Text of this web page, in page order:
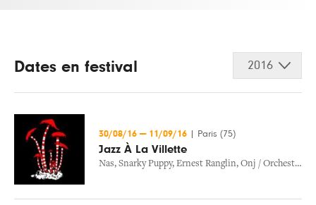
Dates en festival 2016
30/08/16 — 11/09/16 Paris (75)
Jazz À La Villette
Nas, Snarky Puppy, Ernest Ranglin, Onj / Orchestre National De Jazz